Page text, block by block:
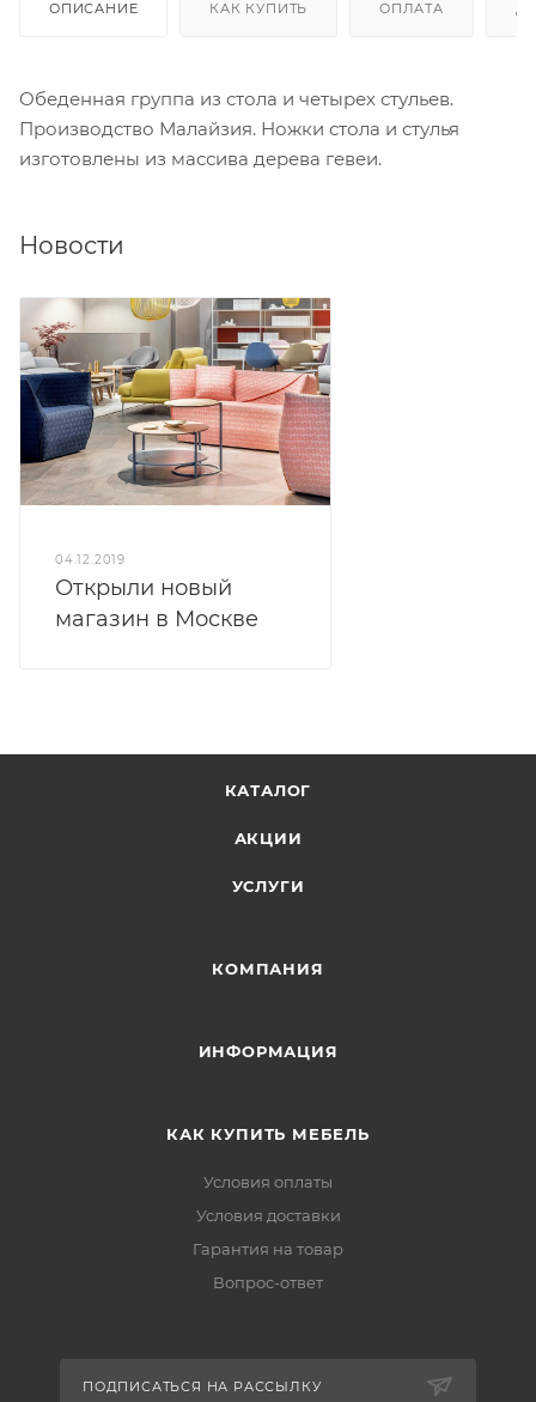
ОПИСАНИЕ КАК КУПИТЬ ОПЛАТА
Обеденная группа из стола и четырех стульев.
Производство Малайзия. Ножки стола и стулья
изготовлены из массива дерева гевеи.
Новости
04.12.2019
Открыли новый
магазин в Москве
КАТАЛОГ
АКЦИИ
УСЛУГИ
КОМПАНИЯ
ИНФОРМАЦИЯ
КАК КУПИТЬ МЕБЕЛЬ
Условия оплаты
Условия доставки
Гарантия на товар
Вопрос-ответ
ПОДПИСАТЬСЯ НА РАССЫЛКУ